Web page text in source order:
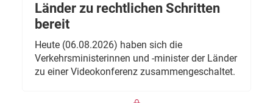
Länder zu rechtlichen Schritten
bereit
Heute (06.08.2026) haben sich die
Verkehrsministerinnen und -minister der Länder
zu einer Videokonferenz zusammengeschaltet.